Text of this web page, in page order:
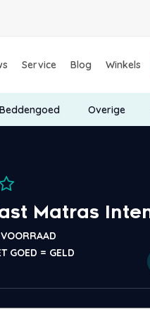
Service Blog Winkels
Beddengoed Overige
Matras
GOED = GELD